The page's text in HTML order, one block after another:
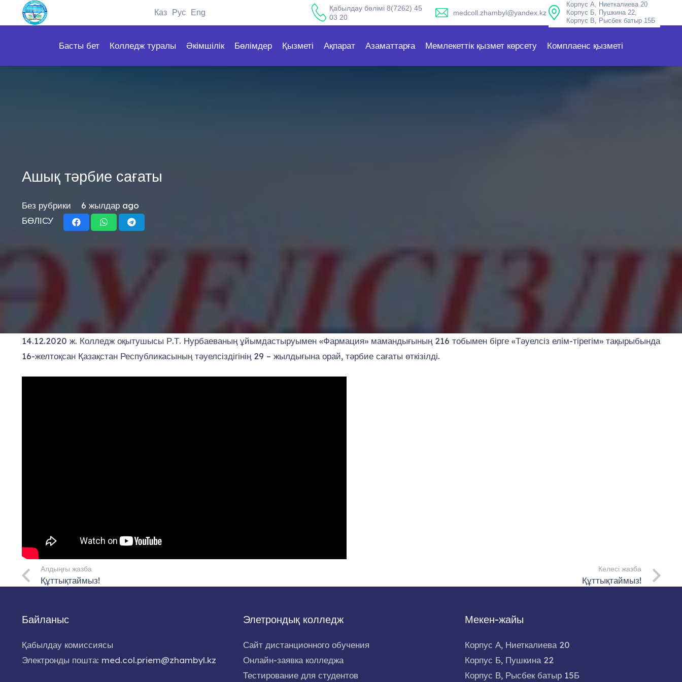
Каз Рус Eng
Қабылдау бөлімі 8(7262) 45
03 20
medcoll.zhambyl@yandex.kz
Корпус А, Ниеткалиева 20
Корпус Б, Пушкина 22,
Корпус В, Рысбек батыр 15Б
Басты бет Колледж туралы Әкімшілік Бөлімдер Қызметі Ақпарат Азаматтарға Мемлекеттік қызмет көрсету Комплаенс қызметі
Ашық тәрбие сағаты
Без рубрики
6 жылдар ago
БӨЛІСУ
14.12.2020 ж. Колледж оқытушысы Р.Т. Нурбаеваның ұйымдастыруымен «Фармация» мамандығының 216 тобымен бірге «Тәуелсіз елім-тірегім» тақырыбында
16-желтоқсан Қазақстан Республикасының тәуелсіздігінің 29 – жылдығына орай, тәрбие сағаты өткізілді.
Алдыңғы жазба
Құттықтаймыз!
Келесі жазба
Құттықтаймыз!
Байланыс
Қабылдау комиссиясы
Электронды пошта: med.col.priem@zhambyl.kz
Элетрондық колледж
Сайт дистанционного обучения
Онлайн-заявка колледжа
Тестирование для студентов
Мекен-жайы
Корпус А, Ниеткалиева 20
Корпус Б, Пушкина 22
Корпус В, Рысбек батыр 15Б